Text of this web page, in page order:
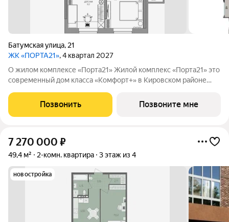
Батумская улица, 21
ЖК «ПОРТА21», 4 квартал 2027
О жилом комплексе «Порта21» Жилой комплекс «Порта21» это
современный дом класса «Комфорт+» в Кировском районе
баланс между городской жизнью и ощущением спокойствия.
Виды на Каму и близость
Позвонить Позвоните мне
7 270 000 ₽
49,4 м² 2-комн. квартира 3 этаж из 4
новостройка